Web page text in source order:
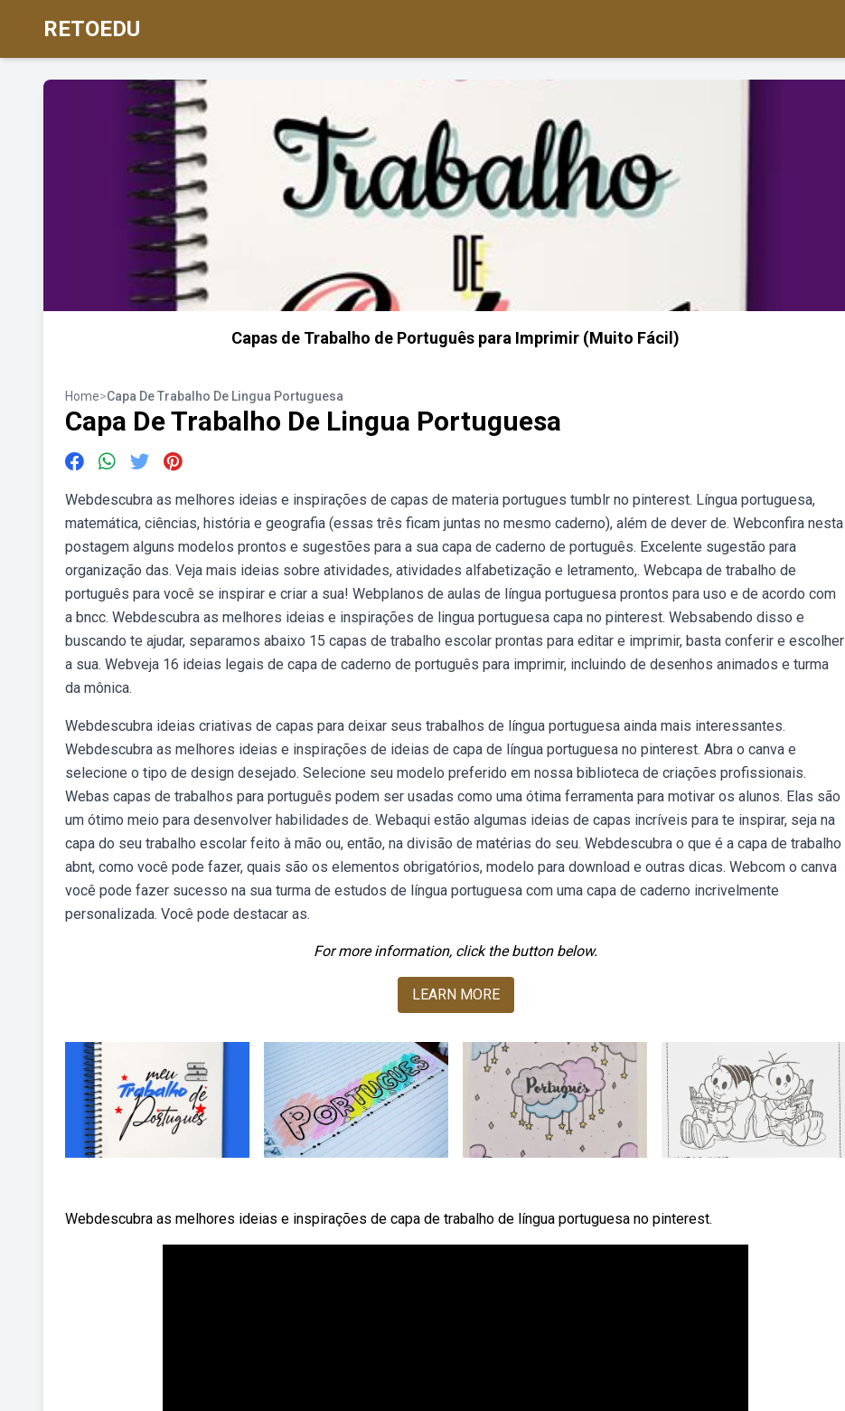
RETOEDU
Capas de Trabalho de Português para Imprimir (Muito Fácil)
Home>Capa De Trabalho De Lingua Portuguesa
Capa De Trabalho De Lingua Portuguesa
Webdescubra as melhores ideias e inspirações de capas de materia portugues tumblr no pinterest. Língua portuguesa,
matemática, ciências, história e geografia (essas três ficam juntas no mesmo caderno), além de dever de. Webconfira nesta
postagem alguns modelos prontos e sugestões para a sua capa de caderno de português. Excelente sugestão para
organização das. Veja mais ideias sobre atividades, atividades alfabetização e letramento,. Webcapa de trabalho de
português para você se inspirar e criar a sua! Webplanos de aulas de língua portuguesa prontos para uso e de acordo com
a bncc. Webdescubra as melhores ideias e inspirações de lingua portuguesa capa no pinterest. Websabendo disso e
buscando te ajudar, separamos abaixo 15 capas de trabalho escolar prontas para editar e imprimir, basta conferir e escolher
a sua. Webveja 16 ideias legais de capa de caderno de português para imprimir, incluindo de desenhos animados e turma
da mônica.
Webdescubra ideias criativas de capas para deixar seus trabalhos de língua portuguesa ainda mais interessantes.
Webdescubra as melhores ideias e inspirações de ideias de capa de língua portuguesa no pinterest. Abra o canva e
selecione o tipo de design desejado. Selecione seu modelo preferido em nossa biblioteca de criações profissionais.
Webas capas de trabalhos para português podem ser usadas como uma ótima ferramenta para motivar os alunos. Elas são
um ótimo meio para desenvolver habilidades de. Webaqui estão algumas ideias de capas incríveis para te inspirar, seja na
capa do seu trabalho escolar feito à mão ou, então, na divisão de matérias do seu. Webdescubra o que é a capa de trabalho
abnt, como você pode fazer, quais são os elementos obrigatórios, modelo para download e outras dicas. Webcom o canva
você pode fazer sucesso na sua turma de estudos de língua portuguesa com uma capa de caderno incrivelmente
personalizada. Você pode destacar as.
For more information, click the button below.
LEARN MORE
Webdescubra as melhores ideias e inspirações de capa de trabalho de língua portuguesa no pinterest.